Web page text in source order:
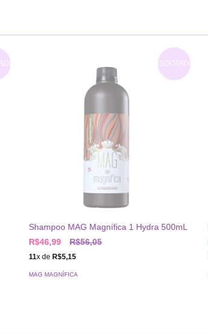
ESGOTADO
Shampoo MAG Magnífica 1 Hydra 500mL
R$46,99
R$56,05
11x de R$5,15
MAG MAGNÍFICA